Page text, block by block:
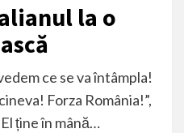
la o
ce se va întâmpla!
Forza România!”,
ține în mână…